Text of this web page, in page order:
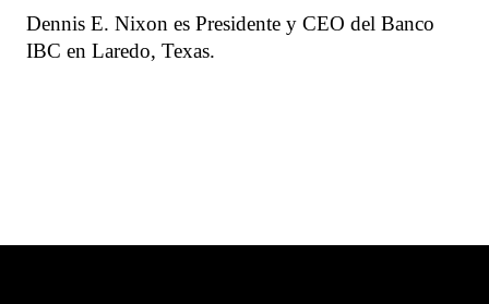
Dennis E. Nixon es Presidente y CEO del Banco
IBC en Laredo, Texas.